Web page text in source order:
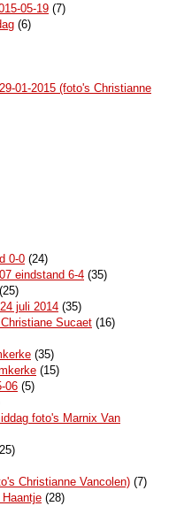
05-19 (7)
(6)
01-2015 (foto's Christianne
0-0 (24)
eindstand 6-4 (35)
(25)
juli 2014 (35)
Sucaet (16)
(35)
(15)
06 (5)
foto's Marnix Van
Christianne Vancolen) (7)
(28)